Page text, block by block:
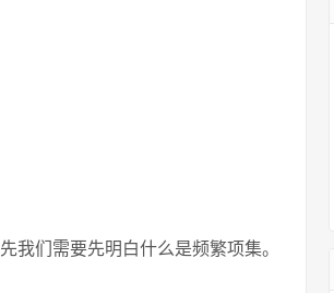
我们需要先明白什么是频繁项集。